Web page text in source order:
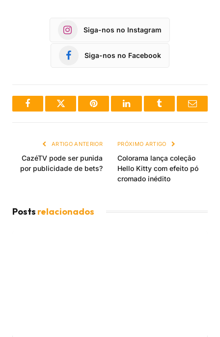
Siga-nos no Instagram
Siga-nos no Facebook
FacebookTwitter Pinterest LinkedInTumblr Email
ARTIGO ANTERIOR
CazéTV pode ser punida
por publicidade de bets?
PRÓXIMO ARTIGO
Colorama lança coleção
Hello Kitty com efeito pó
cromado inédito
Posts relacionados